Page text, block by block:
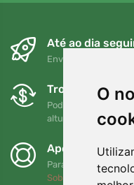
O
Até ao dia
Envio gratuito para
Trocas e
Pode devolver ou
altura no prazo de
Apoiamos a
Para cada
Sobre nós